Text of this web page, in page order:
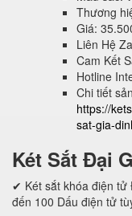
Thương
Giá:
Liên Hệ
Cam Kết
Hotline
Chi tiết
https://
sat-gia-
Két Sắt Đại
✔ Két sắt khóa điện tử
đến 100 Dấu điện tử